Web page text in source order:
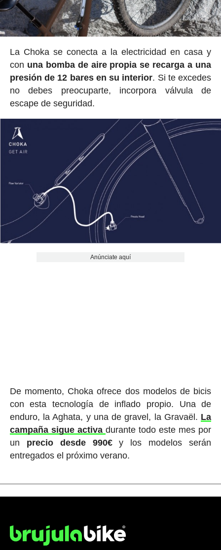
La Choka se conecta a la electricidad en casa y
con una bomba de aire propia se recarga a una
presión de 12 bares en su interior. Si te excedes
no debes preocuparte, incorpora válvula de
escape de seguridad.
Anúnciate aquí
De momento, Choka ofrece dos modelos de bicis
con esta tecnología de inflado propio. Una de
enduro, la Aghata, y una de gravel, la Gravaël. La
campaña sigue activa durante todo este mes por
un precio desde 990€y los modelos serán
entregados el próximo verano.